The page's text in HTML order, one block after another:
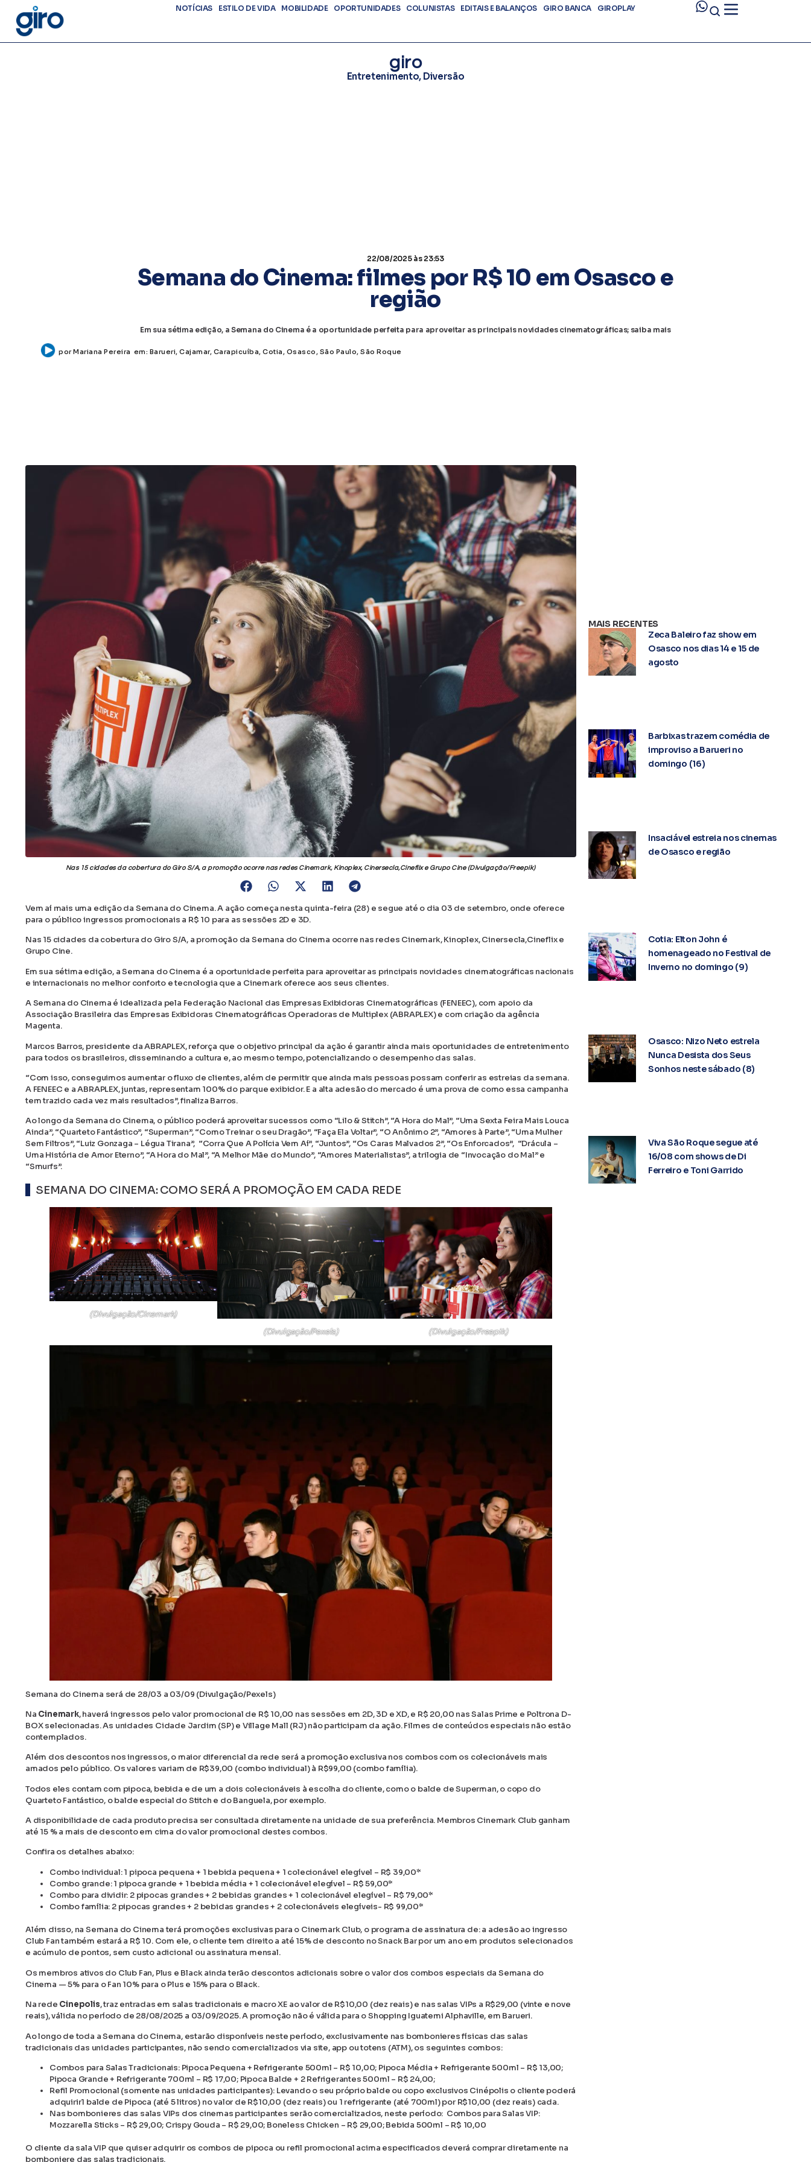
NOTÍCIAS ESTILO DE VIDA MOBILIDADE OPORTUNIDADES COLUNISTAS EDITAIS E BALANÇOS GIRO BANCA GIROPLAY
giro
Entretenimento, Diversão
22/08/2025às 23:53
Semana do Cinema: filmes por R$ 10 em Osasco e
região
Em sua sétima edição, a Semana do Cinema é a oportunidade perfeita para aproveitar as principais novidades cinematográficas; saiba mais
porMariana Pereira em: Barueri,Cajamar, Carapicuíba,Cotia, Osasco, São Paulo,São Roque
Nas 15 cidades da cobertura do Giro S/A, a promoção ocorre nas redes Cinemark, Kinoplex, Cinersecla,Cineflix e Grupo Cine (Divulgação/Freepik)
Vem aí mais uma edição da Semana do Cinema. A ação começa nesta quinta-feira (28) e segue até o dia 03 de setembro, onde oferece
para o público ingressos promocionais a R$ 10 para as sessões 2D e 3D.
Nas 15 cidades da cobertura do Giro S/A, a promoção da Semana do Cinema ocorre nas redes Cinemark, Kinoplex, Cinersecla,Cineflix e
Grupo Cine.
Em sua sétima edição, a Semana do Cinema é a oportunidade perfeita para aproveitar as principais novidades cinematográficas nacionais
e internacionais no melhor conforto e tecnologia que a Cinemark oferece aos seus clientes.
A Semana do Cinema é idealizada pela Federação Nacional das Empresas Exibidoras Cinematográficas (FENEEC), com apoio da
Associação Brasileira das Empresas Exibidoras Cinematográficas Operadoras de Multiplex (ABRAPLEX) e com criação da agência
Magenta.
Marcos Barros, presidente da ABRAPLEX, reforça que o objetivo principal da ação é garantir ainda mais oportunidades de entretenimento
para todos os brasileiros, disseminando a cultura e, ao mesmo tempo, potencializando o desempenho das salas.
“Com isso, conseguimos aumentar o fluxo de clientes, além de permitir que ainda mais pessoas possam conferir as estreias da semana.
A FENEEC e a ABRAPLEX, juntas, representam 100% do parque exibidor. E a alta adesão do mercado é uma prova de como essa campanha
tem trazido cada vez mais resultados”, finaliza Barros.
Ao longo da Semana do Cinema, o público poderá aproveitar sucessos como “Lilo & Stitch”, “A Hora do Mal”, “Uma Sexta Feira Mais Louca
Ainda”, “Quarteto Fantástico”, “Superman”, “Como Treinar o seu Dragão”, “Faça Ela Voltar”, “O Anônimo 2”, “Amores à Parte”, “Uma Mulher
Sem Filtros”, “Luiz Gonzaga – Légua Tirana”, “Corra Que A Polícia Vem Aí”, “Juntos”, “Os Caras Malvados 2”, “Os Enforcados”, “Drácula –
Uma História de Amor Eterno”, “A Hora do Mal”, “A Melhor Mãe do Mundo”, “Amores Materialistas”, a trilogia de “Invocação do Mal” e
“Smurfs”.
SEMANA DO CINEMA: COMO SERÁ A PROMOÇÃO EM CADA REDE
(Divulgação/Cinemark)
(Divulgação/Pexels)
(Divulgação/Freepik)
Semana do Cinema será de 28/03 a 03/09 (Divulgação/Pexels)
Na Cinemark, haverá ingressos pelo valor promocional de R$ 10,00 nas sessões em 2D, 3D e XD, e R$ 20,00 nas Salas Prime e Poltrona D-
BOX selecionadas. As unidades Cidade Jardim (SP) e Village Mall (RJ) não participam da ação. Filmes de conteúdos especiais não estão
contemplados.
Além dos descontos nos ingressos, o maior diferencial da rede será a promoção exclusiva nos combos com os colecionáveis mais
amados pelo público. Os valores variam de R$39,00 (combo individual) à R$99,00 (combo família).
Todos eles contam com pipoca, bebida e de um a dois colecionáveis à escolha do cliente, como o balde de Superman, o copo do
Quarteto Fantástico, o balde especial do Stitch e do Banguela, por exemplo.
A disponibilidade de cada produto precisa ser consultada diretamente na unidade de sua preferência. Membros Cinemark Club ganham
até 15 % a mais de desconto em cima do valor promocional destes combos.
Confira os detalhes abaixo:
Combo individual: 1 pipoca pequena + 1 bebida pequena + 1 colecionável elegível – R$ 39,00*
Combo grande: 1 pipoca grande + 1 bebida média + 1 colecionável elegível – R$ 59,00*
Combo para dividir: 2 pipocas grandes + 2 bebidas grandes + 1 colecionável elegível – R$ 79,00*
Combo família: 2 pipocas grandes + 2 bebidas grandes + 2 colecionáveis elegíveis- R$ 99,00*
Além disso, na Semana do Cinema terá promoções exclusivas para o Cinemark Club, o programa de assinatura de: a adesão ao ingresso
Club Fan também estará a R$ 10. Com ele, o cliente tem direito a até 15% de desconto no Snack Bar por um ano em produtos selecionados
e acúmulo de pontos, sem custo adicional ou assinatura mensal.
Os membros ativos do Club Fan, Plus e Black ainda terão descontos adicionais sobre o valor dos combos especiais da Semana do
Cinema — 5% para o Fan 10% para o Plus e 15% para o Black.
Na rede Cinepolis, traz entradas em salas tradicionais e macro XE ao valor de R$10,00 (dez reais) e nas salas VIPs a R$29,00 (vinte e nove
reais), válida no período de 28/08/2025 a 03/09/2025. A promoção não é válida para o Shopping Iguatemi Alphaville, em Barueri.
Ao longo de toda a Semana do Cinema, estarão disponíveis neste período, exclusivamente nas bombonieres físicas das salas
tradicionais das unidades participantes, não sendo comercializados via site, app ou totens (ATM), os seguintes combos:
Combos para Salas Tradicionais: Pipoca Pequena + Refrigerante 500ml – R$ 10,00; Pipoca Média + Refrigerante 500ml – R$ 13,00;
Pipoca Grande + Refrigerante 700ml – R$ 17,00; Pipoca Balde + 2 Refrigerantes 500ml – R$ 24,00;
Refil Promocional (somente nas unidades participantes): Levando o seu próprio balde ou copo exclusivos Cinépolis o cliente poderá
adquirir1 balde de Pipoca (até 5 litros) no valor de R$10,00 (dez reais) ou 1 refrigerante (até 700ml) por R$10,00 (dez reais) cada.
Nas bombonieres das salas VIPs dos cinemas participantes serão comercializados, neste período: Combos para Salas VIP:
Mozzarella Sticks – R$ 29,00; Crispy Gouda – R$ 29,00; Boneless Chicken – R$ 29,00; Bebida 500ml – R$ 10,00
O cliente da sala VIP que quiser adquirir os combos de pipoca ou refil promocional acima especificados deverá comprar diretamente na
bomboniere das salas tradicionais.
MAIS RECENTES
Zeca Baleiro faz show em
Osasco nos dias 14 e 15 de
agosto
Barbixas trazem comédia de
improviso a Barueri no
domingo (16)
Insaciável estreia nos cinemas
de Osasco e região
Cotia: Elton John é
homenageado no Festival de
Inverno no domingo (9)
Osasco: Nizo Neto estrela
Nunca Desista dos Seus
Sonhos neste sábado (8)
Viva São Roque segue até
16/08 com shows de Di
Ferreiro e Toni Garrido